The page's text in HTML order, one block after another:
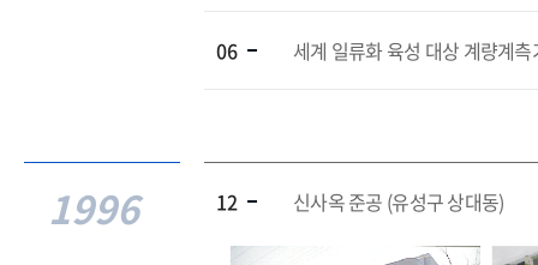
06 세계 일류화 육성 대상 계량계
1996 12 신사옥 준공 (유성구 상대동)